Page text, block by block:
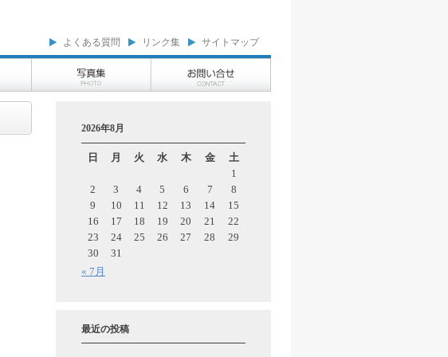
よくある質問 リンク集 サイトマップ
2026年8月
日 月 火 水 木 金 土
« 7月
1
2
3 4 5 6 7
8
9
10 11 12 13 14
15
16
17 18 19 20 21
22
23
24 25 26 27 28
29
30
31
最近の投稿